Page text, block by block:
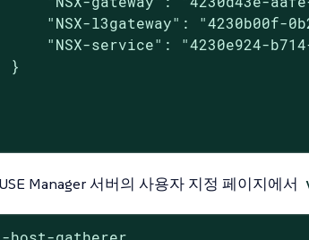
"NSX-l3gateway": "4230b00f-
"NSX-service": "4230e924-
}
Manager 서버의 사용자 지정 페이지에서